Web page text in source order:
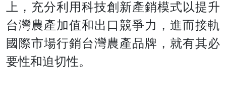
上，充分利用科技創新產銷模式以提升
台灣農產加值和出口競爭力，進而接軌
國際市場行銷台灣農產品牌，就有其必
要性和迫切性。